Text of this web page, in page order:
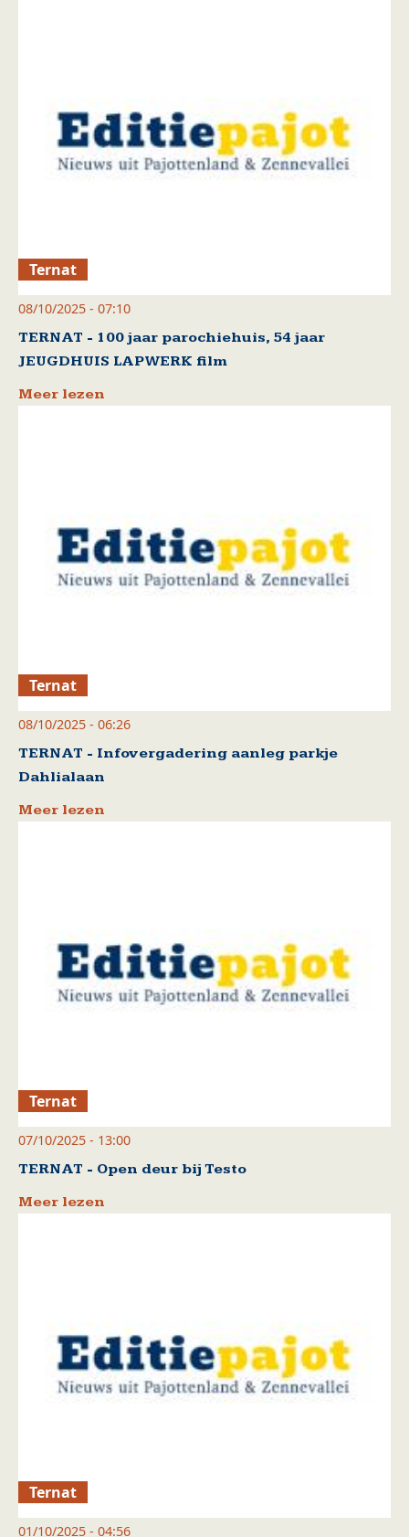
Ternat
08/10/2025 - 07:10
TERNAT - 100 jaar parochiehuis, 54 jaar
JEUGDHUIS LAPWERK film
Meer lezen
Ternat
08/10/2025 - 06:26
TERNAT - Infovergadering aanleg parkje
Dahlialaan
Meer lezen
Ternat
07/10/2025 - 13:00
TERNAT - Open deur bij Testo
Meer lezen
Ternat
01/10/2025 - 04:56